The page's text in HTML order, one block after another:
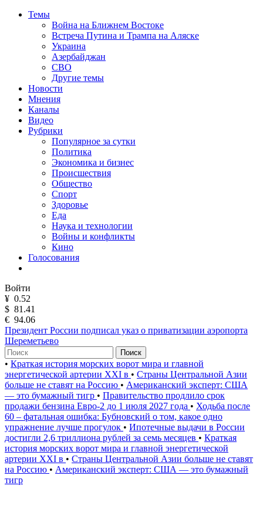
Темы
Война на Ближнем Востоке
Встреча Путина и Трампа на Аляске
Украина
Азербайджан
СВО
Другие темы
Новости
Мнения
Каналы
Видео
Рубрики
Популярное за сутки
Политика
Экономика и бизнес
Происшествия
Общество
Спорт
Здоровье
Еда
Наука и технологии
Войны и конфликты
Кино
Голосования
Войти
¥ 0.52
$ 81.41
€ 94.06
Президент России подписал указ о приватизации аэропорта
Шереметьево
Поиск
• Краткая история морских ворот мира и главной
энергетической артерии XXI в • Страны Центральной Азии
больше не ставят на Россию • Американский эксперт: США
— это бумажный тигр • Правительство продлило срок
продажи бензина Евро-2 до 1 июля 2027 года • Ходьба после
60 – фатальная ошибка: Бубновский о том, какое одно
упражнение лучше прогулок • Ипотечные выдачи в России
достигли 2,6 триллиона рублей за семь месяцев • Краткая
история морских ворот мира и главной энергетической
артерии XXI в • Страны Центральной Азии больше не ставят
на Россию • Американский эксперт: США — это бумажный
тигр